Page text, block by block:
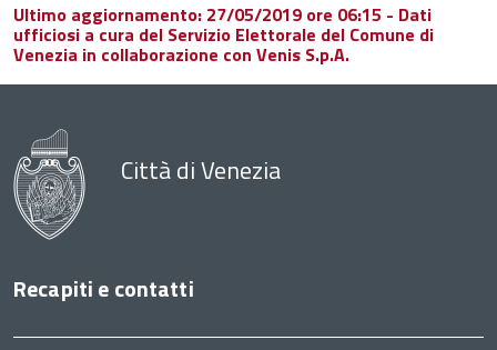
Ultimo aggiornamento: 27/05/2019 ore 06:15 - Dati
ufficiosi a cura del Servizio Elettorale del Comune di
Venezia in collaborazione con Venis S.p.A.
Città di Venezia
Recapiti e contatti